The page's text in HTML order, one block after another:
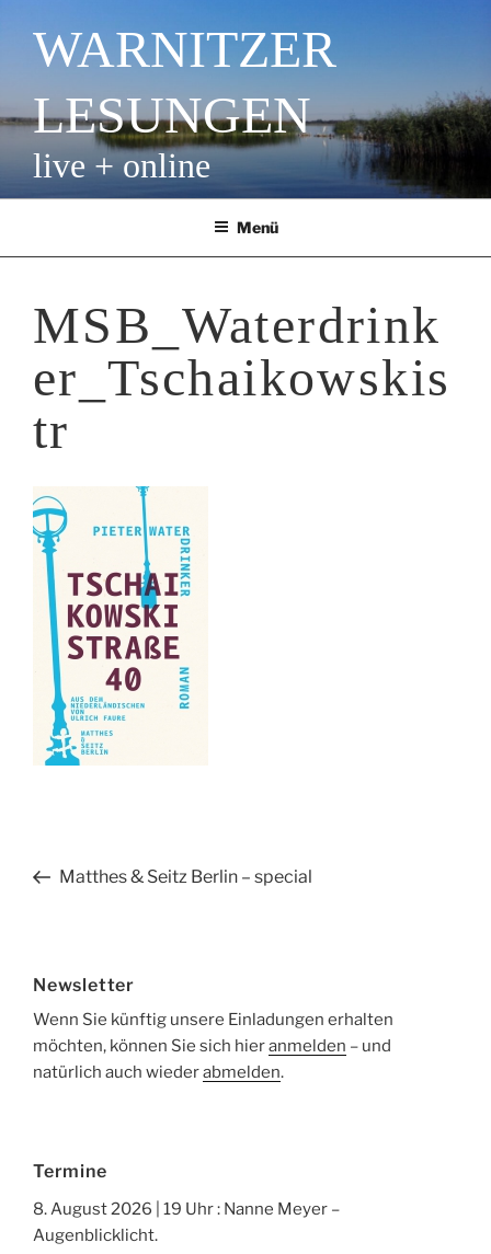
Inhalt
springenWARNITZER
LESUNGEN
live + online
Menü
MSB_Waterdrink
er_Tschaikowskis
tr
Beitragsnavigation
Vorheriger
Matthes & Seitz Berlin – special
Newsletter
Wenn Sie künftig unsere Einladungen erhalten
möchten, können Sie sich hieranmelden – und
natürlich auch wiederabmelden.
Termine
8. August 2026 | 19 Uhr : Nanne Meyer –
Augenblicklicht.